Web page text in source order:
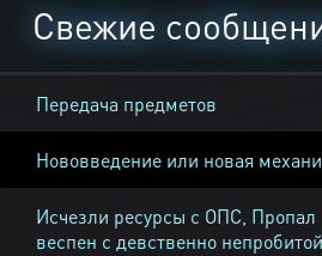
Свежие
Передача предметов
Нововведение или новая
Исчезли ресурсы с ОПС, Пропал
веспен с девственно